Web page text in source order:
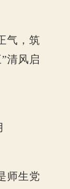
气，筑
清风启
师生党